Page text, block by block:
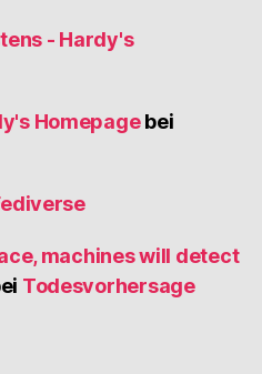
- Hardy's
Homepagebei
machines will detect
Todesvorhersage